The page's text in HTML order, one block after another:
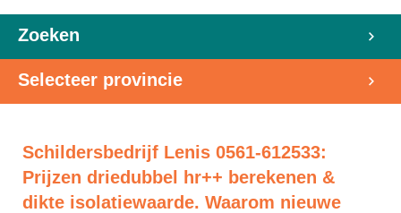
Zoeken
Selecteer provincie
Schildersbedrijf Lenis 0561-612533:
Prijzen driedubbel hr++ berekenen &
dikte isolatiewaarde. Waarom nieuwe